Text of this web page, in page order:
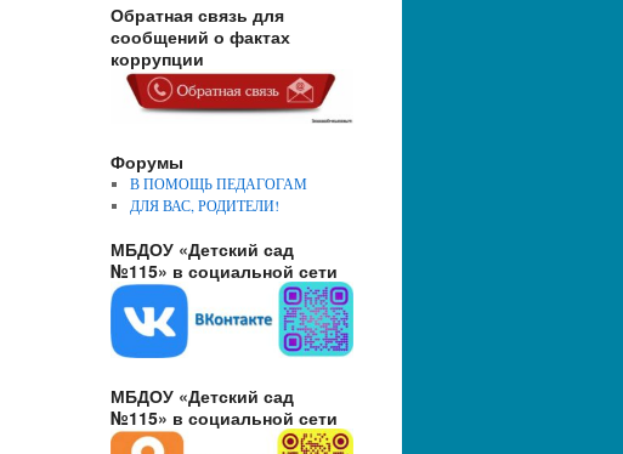
Обратная связь для
сообщений о фактах
коррупции
Форумы
В ПОМОЩЬ ПЕДАГОГАМ
ДЛЯ ВАС, РОДИТЕЛИ!
МБДОУ «Детский сад
№115» в социальной сети
МБДОУ «Детский сад
№115» в социальной сети